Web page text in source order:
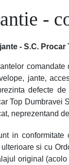
-
- S.C. Procar
jante,
defecte
Top Dumbravei
neprezentand
in
si cu
original